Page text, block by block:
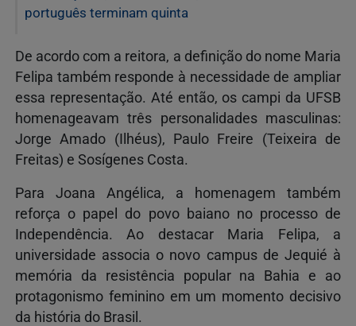
português terminam quinta
De acordo com a reitora, a definição do nome Maria
Felipa também responde à necessidade de ampliar
essa representação. Até então, os campi da UFSB
homenageavam três personalidades masculinas:
Jorge Amado (Ilhéus), Paulo Freire (Teixeira de
Freitas) e Sosígenes Costa.
Para Joana Angélica, a homenagem também
reforça o papel do povo baiano no processo de
Independência. Ao destacar Maria Felipa, a
universidade associa o novo campus de Jequié à
memória da resistência popular na Bahia e ao
protagonismo feminino em um momento decisivo
da história do Brasil.